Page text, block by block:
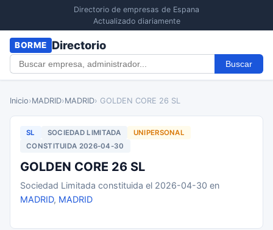
Directorio de empresas de Espana
Actualizado diariamente
BORME Directorio
Buscar
Inicio›MADRID›MADRID› GOLDEN CORE 26 SL
SL SOCIEDAD LIMITADA
UNIPERSONAL
CONSTITUIDA 2026-04-30
GOLDEN CORE 26 SL
Sociedad Limitada constituida el 2026-04-30 en
MADRID, MADRID